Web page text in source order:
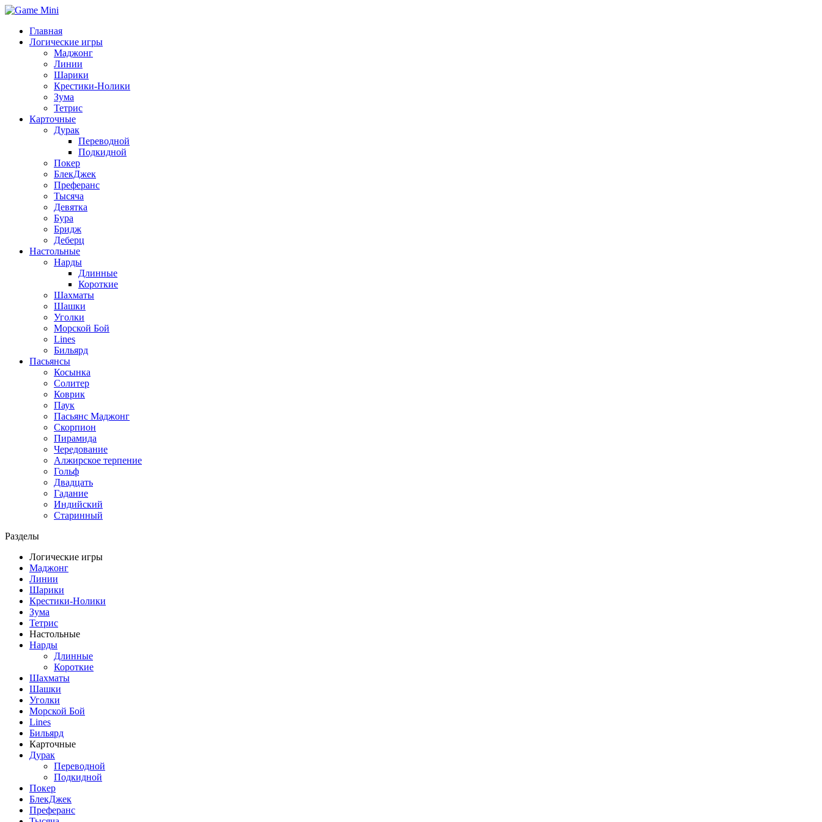
Главная
Логические игры
Маджонг
Линии
Шарики
Крестики-Нолики
Зума
Тетрис
Карточные
Дурак
Переводной
Подкидной
Покер
БлекДжек
Преферанс
Тысяча
Девятка
Бура
Бридж
Деберц
Настольные
Нарды
Длинные
Короткие
Шахматы
Шашки
Уголки
Морской Бой
Lines
Бильярд
Пасьянсы
Косынка
Солитер
Коврик
Паук
Пасьянс Маджонг
Скорпион
Пирамида
Чередование
Алжирское терпение
Гольф
Двадцать
Гадание
Индийский
Старинный
Разделы
Логические игры
Маджонг
Линии
Шарики
Крестики-Нолики
Зума
Тетрис
Настольные
Нарды
Длинные
Короткие
Шахматы
Шашки
Уголки
Морской Бой
Lines
Бильярд
Карточные
Дурак
Переводной
Подкидной
Покер
БлекДжек
Преферанс